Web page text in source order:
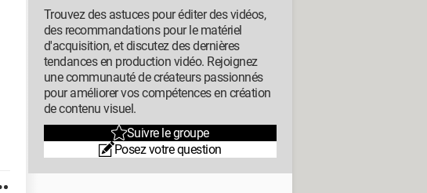
Trouvez des astuces pour éditer des vidéos,
des recommandations pour le matériel
d'acquisition, et discutez des dernières
tendances en production vidéo. Rejoignez
une communauté de créateurs passionnés
pour améliorer vos compétences en création
de contenu visuel.
Suivre le groupe
Posez votre question